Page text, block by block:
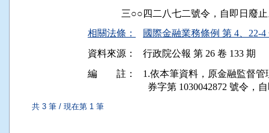
相關法條：
國際金融業務條例 第 4、22-4
資料來源：
行政院公報 第 26 卷 133 期
編 註：
1.依本筆資料，原金融監督管
券字第 1030042872 號令，
共 3 筆 / 現在第 1 筆